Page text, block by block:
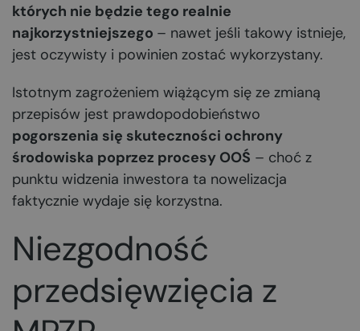
których nie będzie tego realnie
najkorzystniejszego – nawet jeśli takowy istnieje,
jest oczywisty i powinien zostać wykorzystany.
Istotnym zagrożeniem wiążącym się ze zmianą
przepisów jest prawdopodobieństwo
pogorszenia się skuteczności ochrony
środowiska poprzez procesy OOŚ – choć z
punktu widzenia inwestora ta nowelizacja
faktycznie wydaje się korzystna.
Niezgodność
przedsięwzięcia z